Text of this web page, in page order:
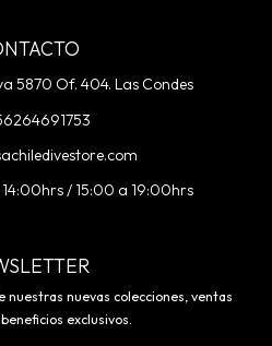
5870 Of. 404. Las Condes
14:00hrs / 15:00 a 19:00hrs
nuevas colecciones, ventas
exclusivos.